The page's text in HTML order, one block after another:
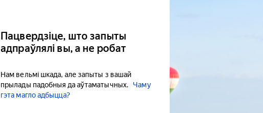
Пацвердзіце, што запыты
адпраўлялі вы, а не робат
Нам вельмі шкада, але запыты з вашай
прылады падобныя да аўтаматычных.
Чаму
гэта магло адбыцца?